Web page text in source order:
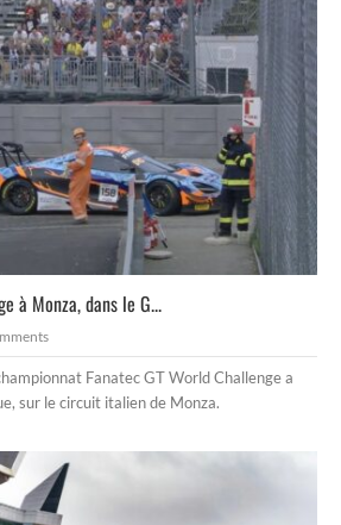
à Monza, dans le G...
Fanatec GT World Challenge a
sur le circuit italien de Monza.